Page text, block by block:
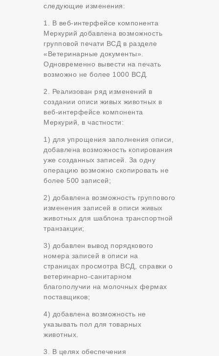
следующие изменения:
1. В веб-интерфейсе компонента
Меркурий добавлена возможность
групповой печати ВСД в разделе
«Ветеринарные документы».
Одновременно вывести на печать
возможно не более 1000 ВСД.
2. Реализован ряд изменений в
создании описи живых животных в
веб-интерфейсе компонента
Меркурий, в частности:
1) для упрощения заполнения описи,
добавлена возможность копирования
уже созданных записей. За одну
операцию возможно скопировать не
более 500 записей;
2) добавлена возможность группового
изменения записей в описи живых
животных для шаблона транспортной
транзакции;
3) добавлен вывод порядкового
номера записей в описи на
страницах просмотра ВСД, справки о
ветеринарно-санитарном
благополучии на молочных фермах
поставщиков;
4) добавлена возможность не
указывать пол для товарных
животных.
3. В целях обеспечения